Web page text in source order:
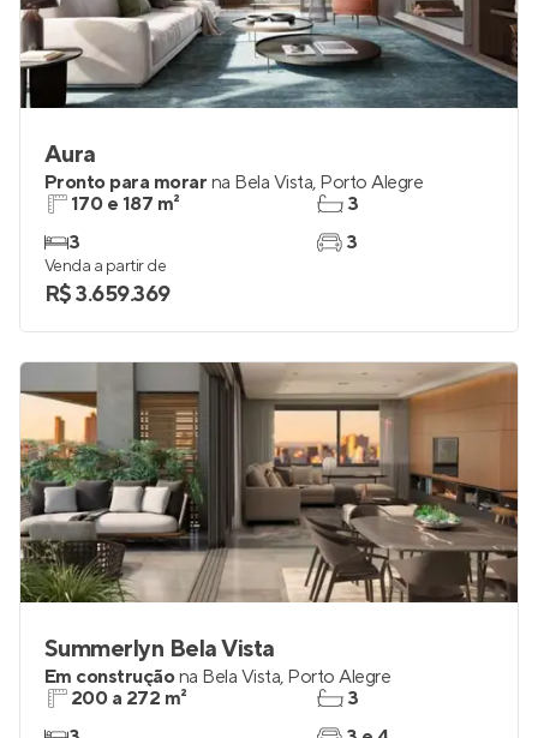
Aura
Pronto para morar na Bela Vista, Porto Alegre
170 e 187 m²
3
3
3
Venda a partir de
R$ 3.659.369
Summerlyn Bela Vista
Em construçãona Bela Vista, Porto Alegre
200 a 272 m²
3